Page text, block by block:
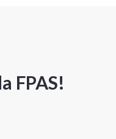
FPAS!